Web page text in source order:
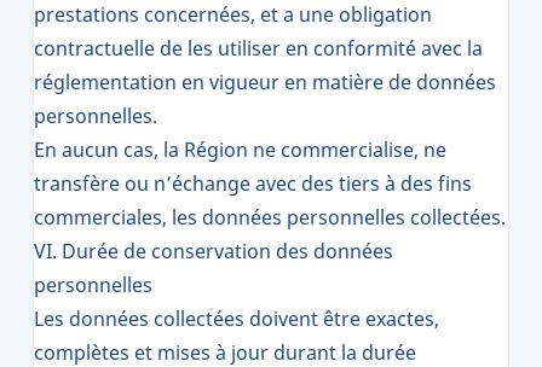
prestations concernées, et a une obligation
contractuelle de les utiliser en conformité avec la
réglementation en vigueur en matière de données
personnelles.
En aucun cas, la Région ne commercialise, ne
transfère ou n’échange avec des tiers à des fins
commerciales, les données personnelles collectées.
VI. Durée de conservation des données
personnelles
Les données collectées doivent être exactes,
complètes et mises à jour durant la durée